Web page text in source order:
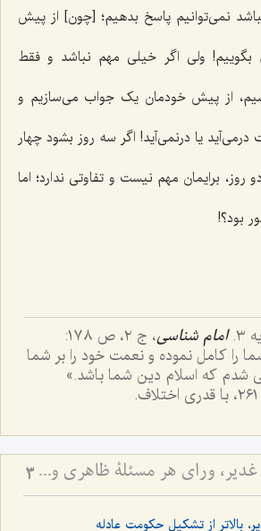
نمی‌توانیم پاسخ بدهیم؛ [چون] از پیش
بگوییم! ولی اگر خیلی مهم نباشد و فقط
از پیش خودمان یک جواب می‌سازیم و
درمی‌آید یا درنمی‌آید! اگر سه روز بشود چهار
روز، برایمان مهم نیست و تفاوتی ندارد؛ اما
بود؟!
امام شناسی، ج ٢، ص ١٧٨:
را كامل نموده و نعمت خود را بر شما
شدم كه اسلام دين شما باشد.»
حقیقت نهفته در غدیر، ورای هر مسئلۀ ظاهری و دنیوی - آیا هدف از نصب امیرالمؤمنین علیه السلام، صرف تشکیل حکومت عادله بود؟ 3
بالاتر از تشکیل حکومت عادله